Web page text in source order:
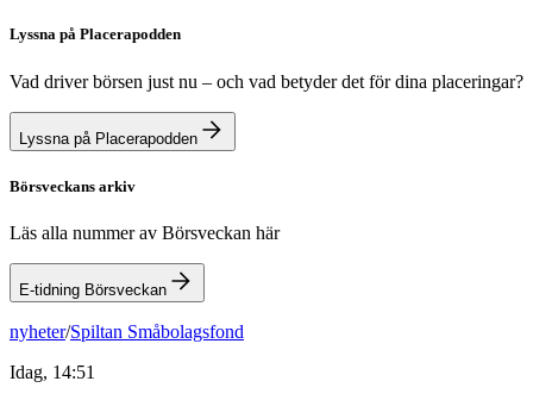
Lyssna på Placerapodden
Vad driver börsen just nu – och vad betyder det för dina placeringar?
Lyssna på Placerapodden
Börsveckans arkiv
Läs alla nummer av Börsveckan här
E-tidning Börsveckan
nyheter/Spiltan Småbolagsfond
Idag, 14:51